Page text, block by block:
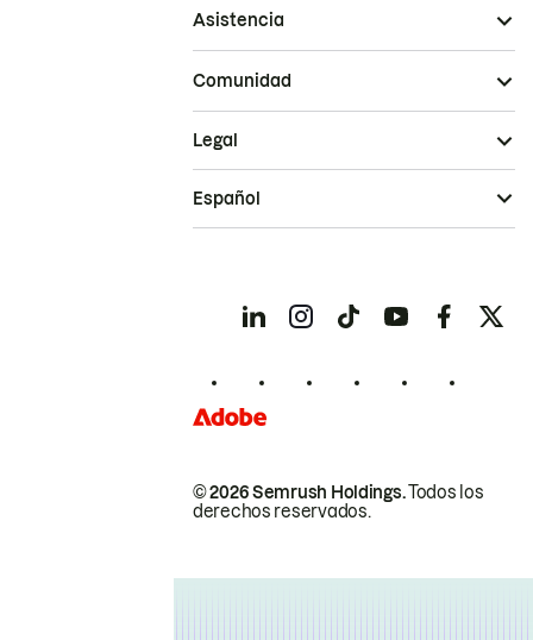
Asistencia
Comunidad
© 2026 Semrush Holdings.Todos los
derechos reservados.
Legal
Español